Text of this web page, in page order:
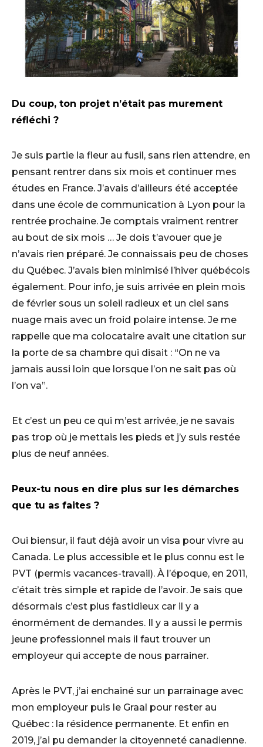
Du coup, ton projet n’était pas murement
réfléchi ?
Je suis partie la fleur au fusil, sans rien attendre, en
pensant rentrer dans six mois et continuer mes
études en France. J’avais d’ailleurs été acceptée
dans une école de communication à Lyon pour la
rentrée prochaine. Je comptais vraiment rentrer
au bout de six mois … Je dois t’avouer que je
n’avais rien préparé. Je connaissais peu de choses
du Québec. J’avais bien minimisé l’hiver québécois
également. Pour info, je suis arrivée en plein mois
de février sous un soleil radieux et un ciel sans
nuage mais avec un froid polaire intense. Je me
rappelle que ma colocataire avait une citation sur
la porte de sa chambre qui disait : “On ne va
jamais aussi loin que lorsque l’on ne sait pas où
l’on va”.
Et c’est un peu ce qui m’est arrivée, je ne savais
pas trop où je mettais les pieds et j’y suis restée
plus de neuf années.
Peux-tu nous en dire plus sur les démarches
que tu as faites ?
Oui biensur, il faut déjà avoir un visa pour vivre au
Canada. Le plus accessible et le plus connu est le
PVT (permis vacances-travail). À l’époque, en 2011,
c’était très simple et rapide de l’avoir. Je sais que
désormais c’est plus fastidieux car il y a
énormément de demandes. Il y a aussi le permis
jeune professionnel mais il faut trouver un
employeur qui accepte de nous parrainer.
Après le PVT, j’ai enchainé sur un parrainage avec
mon employeur puis le Graal pour rester au
Québec : la résidence permanente. Et enfin en
2019, j’ai pu demander la citoyenneté canadienne.